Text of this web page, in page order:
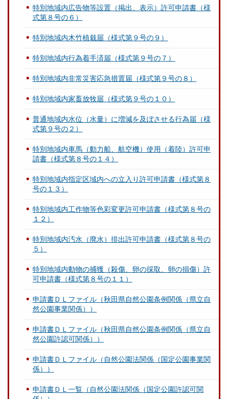
特別地域内広告物等設置（掲出、表示）許可申請書（様
式第８号の６）
特別地域内木竹植栽届（様式第９号の９）
特別地域内行為着手済届（様式第９号の７）
特別地域内非常災害応急措置届（様式第９号の８）
特別地域内家畜放牧届（様式第９号の１０）
普通地域内水位（水量）に増減を及ぼさせる行為届（様
式第９号の２）
特別地域内車馬（動力船、航空機）使用（着陸）許可申
請書（様式第８号の１４）
特別地域内指定区域内への立入り許可申請書（様式第８
号の１３）
特別地域内工作物等色彩変更許可申請書（様式第８号の
１２）
特別地域内汚水（廃水）排出許可申請書（様式第８号の
５）
特別地域内動物の捕獲（殺傷、卵の採取、卵の損傷）許
可申請書（様式第８号の１１）
申請書ＤＬファイル（秋田県自然公園条例関係（県立自
然公園事業関係））
申請書ＤＬファイル（秋田県自然公園条例関係（県立自
然公園許認可関係））
申請書ＤＬファイル（自然公園法関係（国定公園事業関
係））
申請書ＤＬ一覧（自然公園法関係（国定公園許認可関